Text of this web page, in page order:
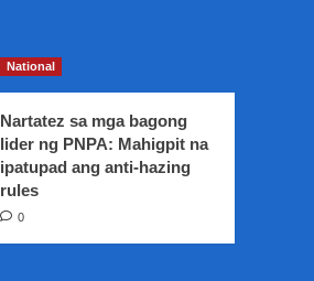
National
Nartatez sa mga bagong
lider ng PNPA: Mahigpit na
ipatupad ang anti-hazing
rules
0